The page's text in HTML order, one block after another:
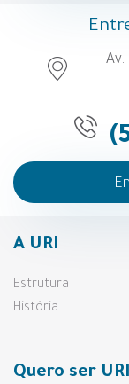
Av.
A URI
Estrutura
História
Quero ser URI